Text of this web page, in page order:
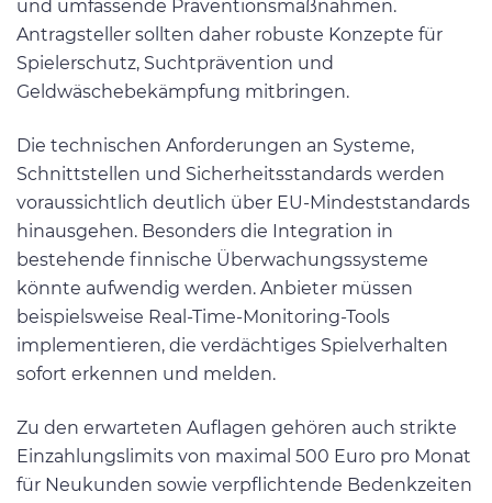
und umfassende Präventionsmaßnahmen.
Antragsteller sollten daher robuste Konzepte für
Spielerschutz, Suchtprävention und
Geldwäschebekämpfung mitbringen.
Die technischen Anforderungen an Systeme,
Schnittstellen und Sicherheitsstandards werden
voraussichtlich deutlich über EU-Mindeststandards
hinausgehen. Besonders die Integration in
bestehende finnische Überwachungssysteme
könnte aufwendig werden. Anbieter müssen
beispielsweise Real-Time-Monitoring-Tools
implementieren, die verdächtiges Spielverhalten
sofort erkennen und melden.
Zu den erwarteten Auflagen gehören auch strikte
Einzahlungslimits von maximal 500 Euro pro Monat
für Neukunden sowie verpflichtende Bedenkzeiten